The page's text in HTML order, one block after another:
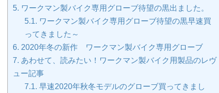
5. ワークマン製バイク専用グローブ待望の黒出ました。
5.1. ワークマン製バイク専用グローブ待望の黒早速買
ってきました～
6. 2020年冬の新作 ワークマン製バイク専用グローブ
7. あわせて、読みたい！ワークマン製バイク用製品のレヴ
ュー記事
7.1. 早速2020年秋冬モデルのグローブ買ってきまし